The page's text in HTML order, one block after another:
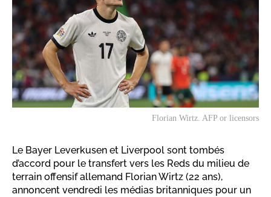
Florian Wirtz. AFP or licensors
Le Bayer Leverkusen et Liverpool sont tombés
d’accord pour le transfert vers les Reds du milieu de
terrain offensif allemand Florian Wirtz (22 ans),
annoncent vendredi les médias britanniques pour un